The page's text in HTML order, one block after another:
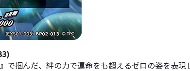
で掴んだ、絆の力で運命をも超えるゼロの姿を表